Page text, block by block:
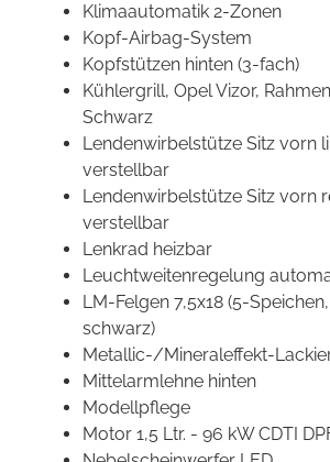
Klimaautomatik 2-Zonen
Kopf-Airbag-System
Kopfstützen hinten (3-fach)
Kühlergrill, Opel Vizor,
Schwarz
Lendenwirbelstütze Sitz vorn
verstellbar
Lendenwirbelstütze Sitz vorn
verstellbar
Lenkrad heizbar
Leuchtweitenregelung
LM-Felgen 7,5x18 (5-
schwarz)
Metallic-/Mineraleffekt-
Mittelarmlehne hinten
Modellpflege
Motor 1,5 Ltr. - 96 kW CDTI